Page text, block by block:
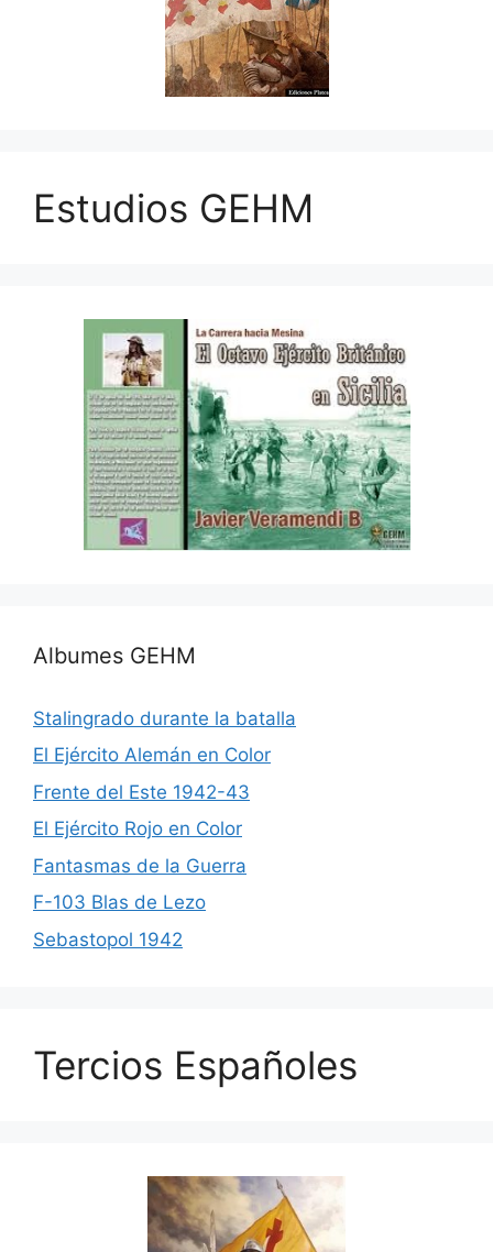
Estudios GEHM
Albumes GEHM
Stalingrado durante la batalla
El Ejército Alemán en Color
Frente del Este 1942-43
El Ejército Rojo en Color
Fantasmas de la Guerra
F-103 Blas de Lezo
Sebastopol 1942
Tercios Españoles